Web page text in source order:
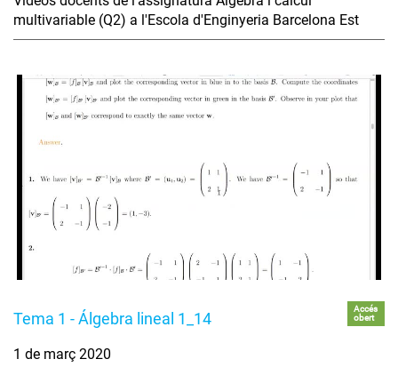
multivariable (Q2) a l'Escola d'Enginyeria Barcelona Est
Tema 1 - Álgebra lineal 1_14
Accés
obert
1 de març 2020